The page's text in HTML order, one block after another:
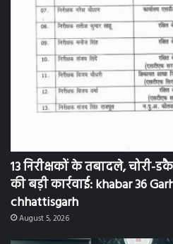
13 निरीक्षकों के तबादले, चोरी-
की बड़ी कार्रवाई: khabar 36
chhattisgarh
August 5, 2026